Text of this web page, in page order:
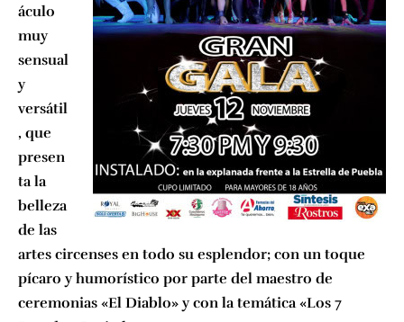
áculo
muy
sensual
y
versátil
, que
presen
ta la
belleza
de las
artes circenses en todo su esplendor; con un toque
pícaro y humorístico por parte del maestro de
ceremonias «El Diablo» y con la temática «Los 7